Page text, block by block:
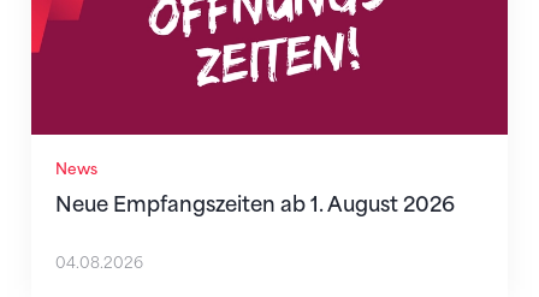
News
Neue Empfangszeiten ab 1. August 2026
04.08.2026